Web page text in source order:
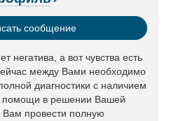
сообщение
негатива, а вот чувства есть
между Вами необходимо
диагностики с наличием
помощи в решении Вашей
провести полную